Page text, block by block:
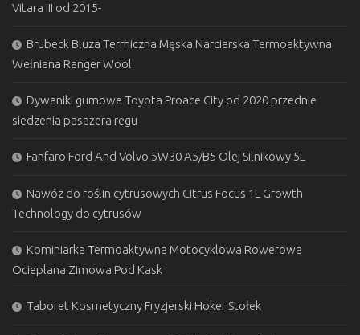
Vitara III od 2015-
Brubeck Bluza Termiczna Męska Narciarska Termoaktywna
Wełniana Ranger Wool
Dywaniki gumowe Toyota Proace City od 2020 przednie
siedzenia pasażera regu
Fanfaro Ford And Volvo 5W30 A5/B5 Olej Silnikowy 5L
Nawóz do roślin cytrusowych Citrus Focus 1L Growth
Technology do cytrusów
Kominiarka Termoaktywna Motocyklowa Rowerowa
Ocieplana Zimowa Pod Kask
Taboret Kosmetyczny Fryzjerski Hoker Stołek